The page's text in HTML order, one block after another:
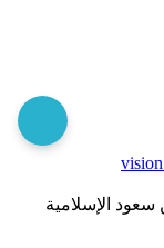
الإسلامية